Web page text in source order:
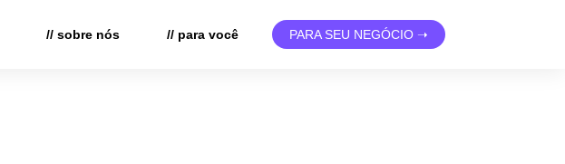
// sobre nós // para você PARA SEU NEGÓCIO ➝